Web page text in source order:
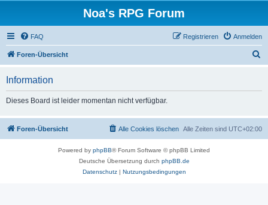
Noa's RPG Forum
FAQ Anmelden
Registrieren
Foren-Übersicht
Information
Dieses Board ist leider momentan nicht verfügbar.
Foren-Übersicht Alle Zeiten sind UTC+02:00
Alle Cookies löschen
Powered by phpBB® Forum Software © phpBB Limited
Deutsche Übersetzung durch phpBB.de
Datenschutz| Nutzungsbedingungen